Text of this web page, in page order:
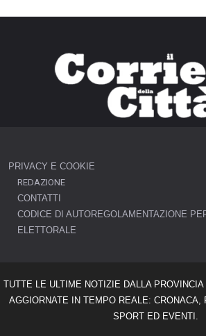
PRIVACY E COOKIE
REDAZIONE
CONTATTI
CODICE DI AUTOREGOLAMENTAZIONE
ELETTORALE
TUTTE LE ULTIME NOTIZIE DALLA
AGGIORNATE IN TEMPO REALE: CRONACA,
SPORT ED EVENTI.